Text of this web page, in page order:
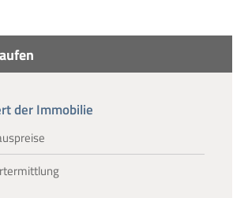
der Immobilie